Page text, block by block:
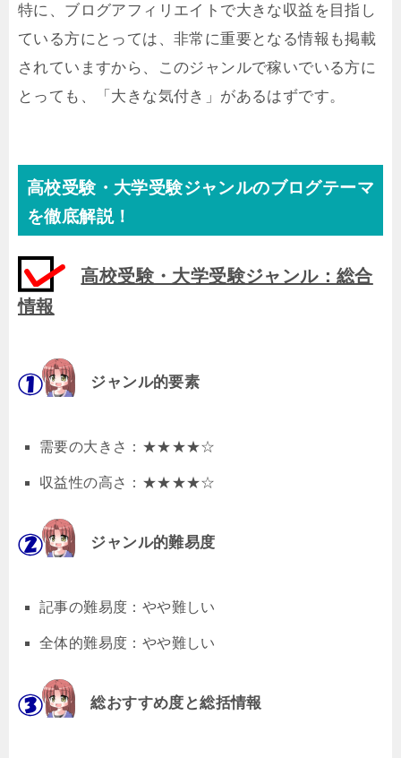
特に、ブログアフィリエイトで大きな収益を目指し
ている方にとっては、非常に重要となる情報も掲載
されていますから、このジャンルで稼いでいる方に
とっても、「大きな気付き」があるはずです。
高校受験・大学受験ジャンルのブログテーマ
を徹底解説！
高校受験・大学受験ジャンル：総合
情報
ジャンル的要素
需要の大きさ：★★★★☆
収益性の高さ：★★★★☆
ジャンル的難易度
記事の難易度：やや難しい
全体的難易度：やや難しい
総おすすめ度と総括情報